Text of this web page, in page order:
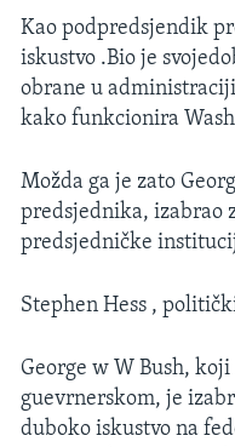
Kao podpredsjendik
iskustvo .Bio je
obrane u
kako funkcionira
Možda ga je zato
predsjednika, izabrao
predsjedničke
Stephen Hess ,
George w W Bush,
guevrnerskom, je
duboko iskustvo na